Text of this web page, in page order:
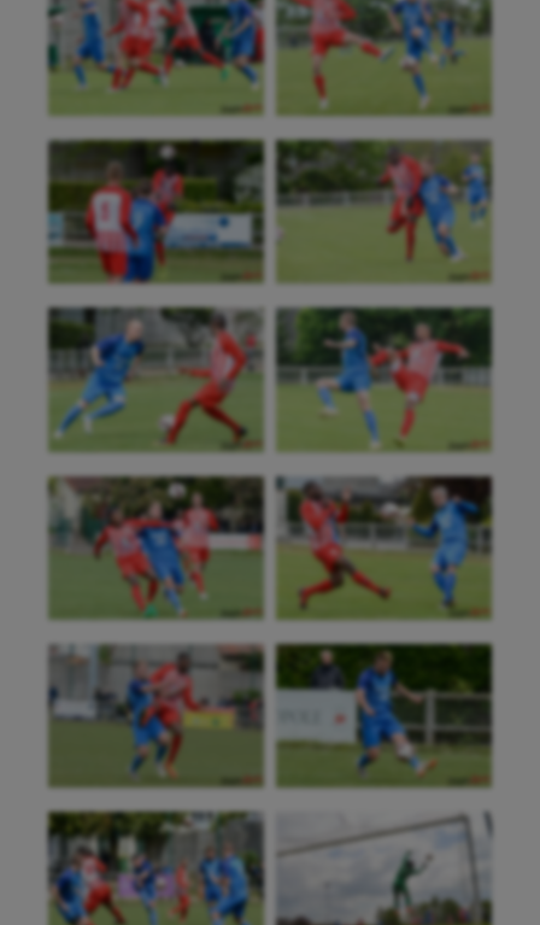
Billard
Boules lyonnaises
Canoë-kayak
Cerf Volant
Cheerleading
Course à pied
Crossfit
Cyclisme
Danse
Escalade
Escrime
Fitness
Flag football
Football américain
Futsal
Gymnastique
Gymnastique rythmique